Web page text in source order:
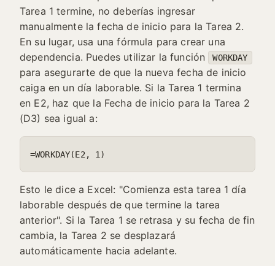
Tarea 1 termine, no deberías ingresar
manualmente la fecha de inicio para la Tarea 2.
En su lugar, usa una fórmula para crear una
dependencia. Puedes utilizar la función
WORKDAY
para asegurarte de que la nueva fecha de inicio
caiga en un día laborable. Si la Tarea 1 termina
en E2, haz que la Fecha de inicio para la Tarea 2
(D3) sea igual a:
=WORKDAY(E2, 1)
Esto le dice a Excel: "Comienza esta tarea 1 día
laborable después de que termine la tarea
anterior". Si la Tarea 1 se retrasa y su fecha de fin
cambia, la Tarea 2 se desplazará
automáticamente hacia adelante.